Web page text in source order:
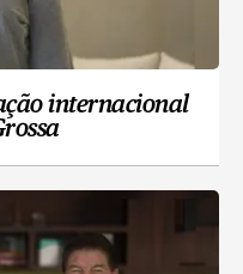
internacional